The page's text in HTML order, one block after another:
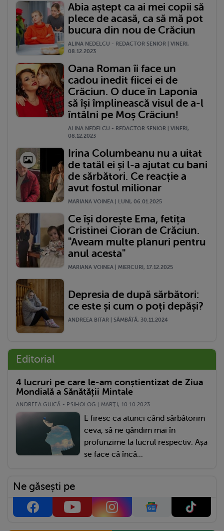
Abia aștept ca ai mei copii să
plece de acasă, ca să mă pot
bucura din nou de Crăciun
ALINA NEDELCU - REDACTOR SENIOR | VINERI,
08.12.2023
Oana Roman îi face un
cadou inedit fiicei ei de
Crăciun. O duce în Laponia
să își împlinească visul de a-l
întâlni pe Moș Crăciun!
ALINA NEDELCU - REDACTOR SENIOR | VINERI,
08.12.2023
Irina Columbeanu nu a uitat
de tatăl ei și l-a ajutat cu bani
de sărbători. Ce reacție a
avut fostul milionar
MARIANA VOINEA | LUNI, 06.01.2025
Ce își dorește Ema, fetița
Cristinei Cioran de Crăciun.
"Aveam multe planuri pentru
anul acesta"
MARIANA VOINEA | MIERCURI, 17.12.2025
Depresia de după sărbători:
ce este și cum o poți depăși?
ANDREEA BITAR | SÂMBĂTĂ, 30.11.2024
Editorial
4 lucruri pe care le-am conștientizat de Ziua
Mondială a Sănătății Mintale
ANDREEA GUICĂ - PSIHOLOG | MARŢI, 10.10.2023
E firesc ca atunci când sărbătorim
ceva, să ne gândim mai în
profunzime la lucrul respectiv. Așa
se face că încă...
Ne găsești pe